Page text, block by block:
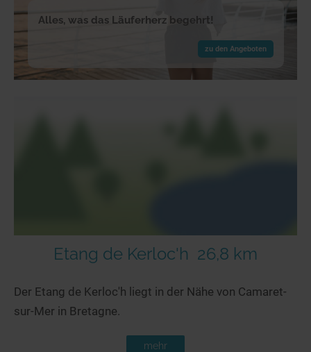
Alles, was das Läuferherz begehrt!
zu den Angeboten
Etang de Kerloc'h 26,8 km
Der Etang de Kerloc'h liegt in der Nähe von Camaret-
sur-Mer in Bretagne.
mehr